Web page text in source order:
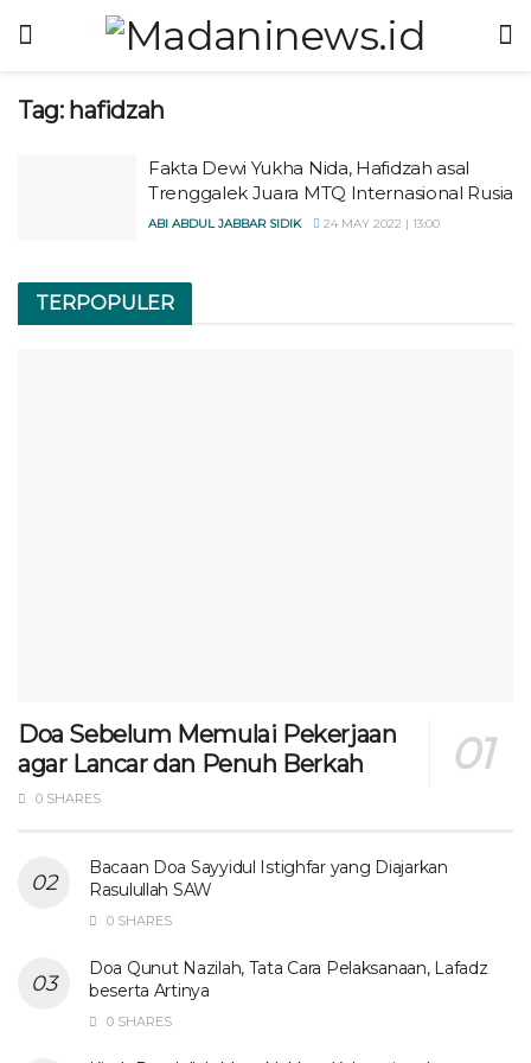
Tag: hafidzah
Fakta Dewi Yukha Nida, Hafidzah asal
Trenggalek Juara MTQ Internasional Rusia
ABI ABDUL JABBAR SIDIK 24 MAY 2022 | 13:00
TERPOPULER
Doa Sebelum Memulai Pekerjaan
agar Lancar dan Penuh Berkah
0 SHARES
Bacaan Doa Sayyidul Istighfar yang Diajarkan
Rasulullah SAW
0 SHARES
Doa Qunut Nazilah, Tata Cara Pelaksanaan, Lafadz
beserta Artinya
0 SHARES